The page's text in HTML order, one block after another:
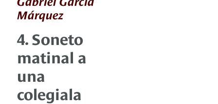
Márquez
4. Soneto
matinal a
una
colegiala